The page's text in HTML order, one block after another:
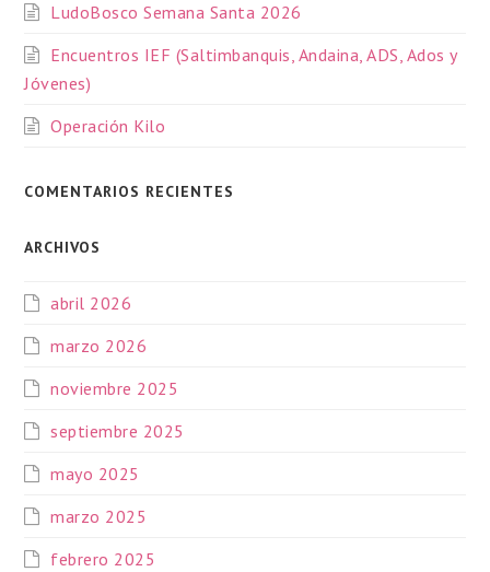
LudoBosco Semana Santa 2026
Encuentros IEF (Saltimbanquis, Andaina, ADS, Ados y
Jóvenes)
Operación Kilo
COMENTARIOS RECIENTES
ARCHIVOS
abril 2026
marzo 2026
noviembre 2025
septiembre 2025
mayo 2025
marzo 2025
febrero 2025